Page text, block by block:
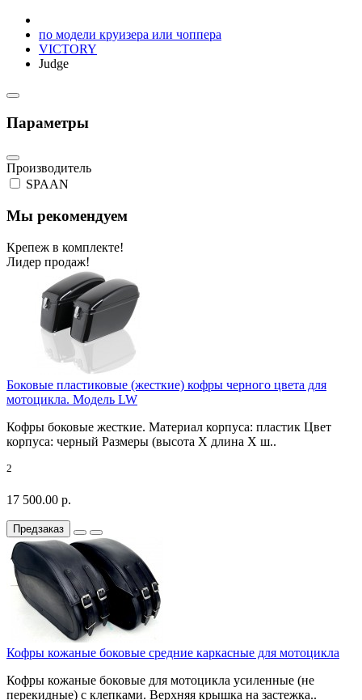
по модели круизера или чоппера
VICTORY
Judge
Параметры
Производитель
SPAAN
Мы рекомендуем
Крепеж в комплекте!
Лидер продаж!
Боковые пластиковые (жесткие) кофры черного цвета для
мотоцикла. Модель LW
Кофры боковые жесткие. Материал корпуса: пластик Цвет
корпуса: черный Размеры (высота X длина X ш..
2
17 500.00 р.
Предзаказ
Кофры кожаные боковые средние каркасные для мотоцикла
Кофры кожаные боковые для мотоцикла усиленные (не
перекидные) с клепками. Верхняя крышка на застежка..